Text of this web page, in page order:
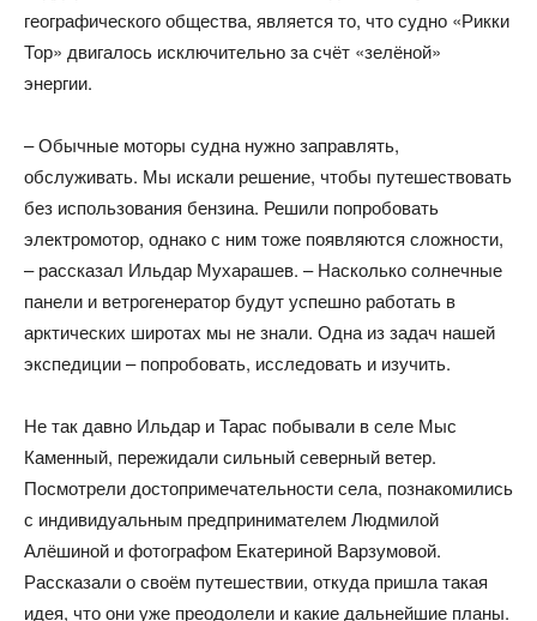
географического общества, является то, что судно «Рикки
Тор» двигалось исключительно за счёт «зелёной»
энергии.
– Обычные моторы судна нужно заправлять,
обслуживать. Мы искали решение, чтобы путешествовать
без использования бензина. Решили попробовать
электромотор, однако с ним тоже появляются сложности,
– рассказал Ильдар Мухарашев. – Насколько солнечные
панели и ветрогенератор будут успешно работать в
арктических широтах мы не знали. Одна из задач нашей
экспедиции – попробовать, исследовать и изучить.
Не так давно Ильдар и Тарас побывали в селе Мыс
Каменный, пережидали сильный северный ветер.
Посмотрели достопримечательности села, познакомились
с индивидуальным предпринимателем Людмилой
Алёшиной и фотографом Екатериной Варзумовой.
Рассказали о своём путешествии, откуда пришла такая
идея, что они уже преодолели и какие дальнейшие планы.